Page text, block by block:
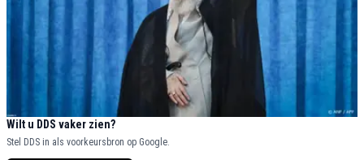
Wilt u DDS vaker zien?
Stel DDS in als voorkeursbron op Google.